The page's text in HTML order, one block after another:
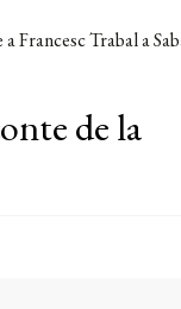
Francesc Trabal a
de la